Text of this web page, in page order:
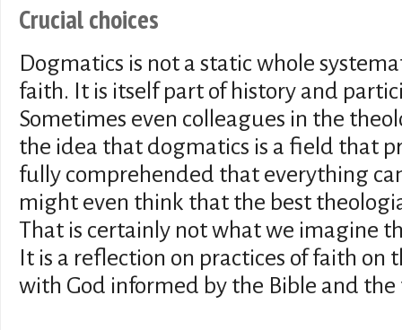
Crucial choices
Dogmatics is not a static whole
faith. It is itself part of history and
Sometimes even colleagues in the
the idea that dogmatics is a field that
fully comprehended that everything
might even think that the best
That is certainly not what we imagine
It is a reflection on practices of faith on
with God informed by the Bible and